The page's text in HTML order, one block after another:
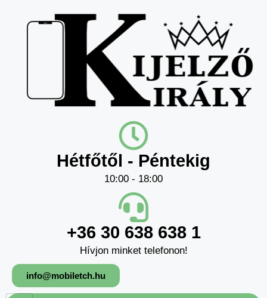
Hétfőtől - Péntekig
10:00 - 18:00
+36 30 638 638 1
Hívjon minket telefonon!
info@mobiletch.hu